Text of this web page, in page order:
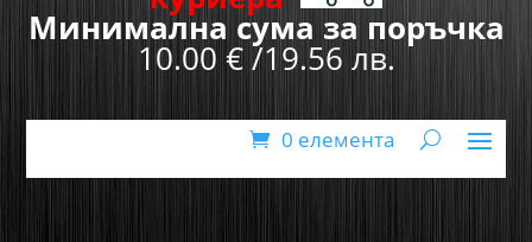
Минимална сума за поръчка
10.00 € /19.56 лв.
0 елемента